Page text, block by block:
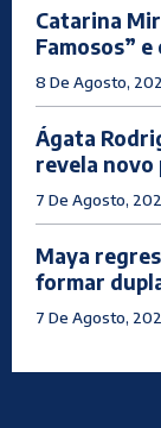
Catarina
Famosos”
8 De Agosto,
Ágata
revela novo
7 De Agosto,
Maya
formar
7 De Agosto,